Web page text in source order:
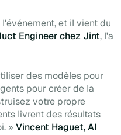
et il vient du
Engineer chez Jint, l'a
des modèles pour
pour créer de la
votre propre
livrent des résultats
» Vincent Haguet, AI